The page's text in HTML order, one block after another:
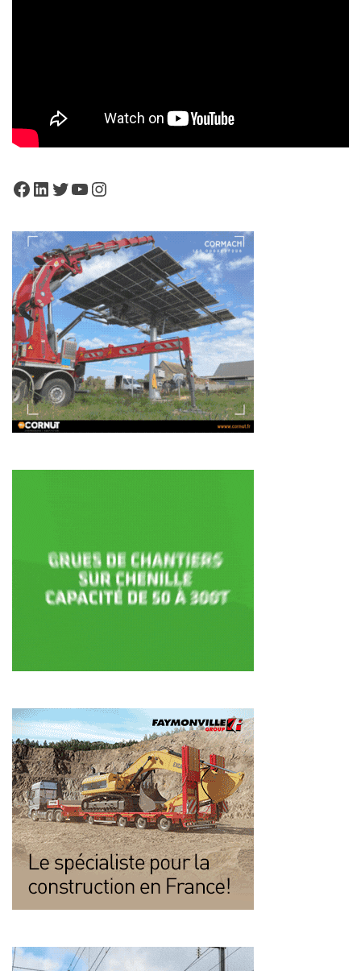
Facebook
LinkedIn
Twitter
YouTube
Instagram